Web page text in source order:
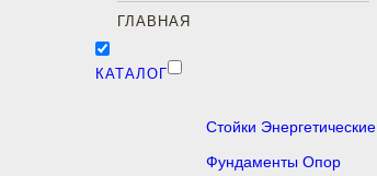
ГЛАВНАЯ
КАТАЛОГ
Стойки Энергетические
Фундаменты Опор